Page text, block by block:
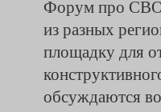
Форум про СВО
из разных
площадку для
обсуждаются